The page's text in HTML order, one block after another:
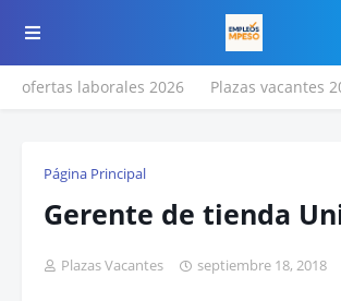
ofertas laborales 2026 Plazas vacantes
Página Principal
Gerente de tienda
Plazas Vacantes septiembre 18, 2018